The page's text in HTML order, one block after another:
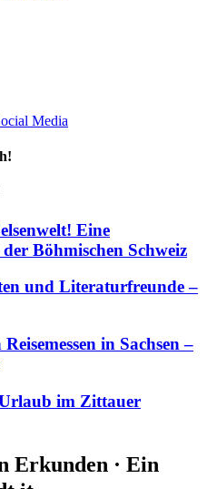
Media
Eine
Böhmischen Schweiz
und Literaturfreunde –
in Sachsen –
im Zittauer
Erkunden · Ein